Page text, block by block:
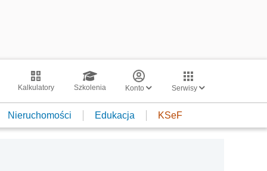
Kalkulatory Szkolenia Konto Serwisy
Nieruchomości Edukacja KSeF